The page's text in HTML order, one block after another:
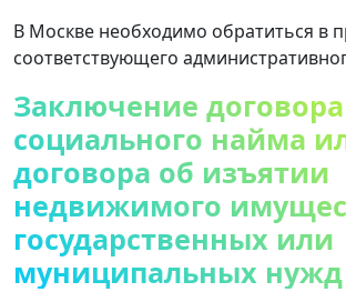
В Москве необходимо обратиться в
соответствующего
Заключение договора
социального найма
договора об изъятии
недвижимого
государственных или
муниципальных нужд